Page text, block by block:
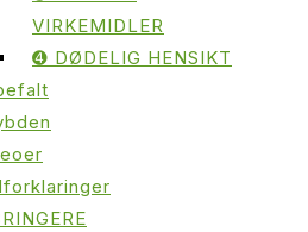
VIRKEMIDLER
➍ DØDELIG HENSIKT